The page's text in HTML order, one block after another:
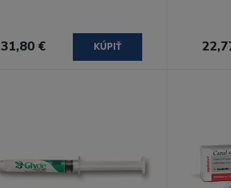
31,80 € KÚPIŤ